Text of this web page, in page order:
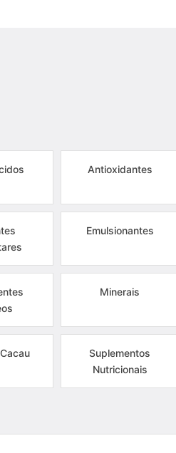
Antioxidantes
Emulsionantes
Minerais
Suplementos
Nutricionais